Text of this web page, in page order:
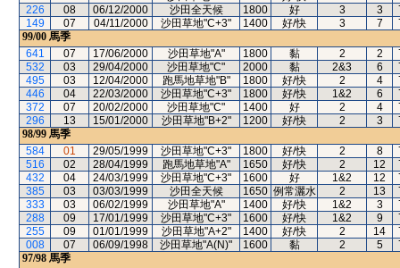
226
08 06/12/2000 沙田全天候 1800 好 3 3
149
07 04/11/2000 沙田草地"C+3" 1400 好/快 3 7
99/00 馬季
641
07 17/06/2000 沙田草地"A" 1800 黏 2 2
532
03 29/04/2000 沙田草地"C" 2000 黏 2&3 6
495
03 12/04/2000 跑馬地草地"B" 1800 好/快 2 4
446
04 22/03/2000 沙田草地"C+3" 1800 好/快 1&2 6
372
07 20/02/2000 沙田草地"C" 1400 好 2 4
296
13 15/01/2000 沙田草地"B+2" 1200 好/快 2 3
98/99 馬季
584
01 29/05/1999 沙田草地"C+3" 1800 好/快 2 8
516
02 28/04/1999 跑馬地草地"A" 1650 好/快 2 12
432
04 24/03/1999 沙田草地"C+3" 1600 好 1&2 12
385
03 03/03/1999 沙田全天候 1650 例常灑水 2 13
333
03 06/02/1999 沙田草地"A" 1400 好/快 1&2 3
288
09 17/01/1999 沙田草地"C+3" 1600 好/快 1&2 9
255
09 01/01/1999 沙田草地"A+2" 1400 好/快 2 14
008
07 06/09/1998 沙田草地"A(N)" 1600 黏 2 5
97/98 馬季